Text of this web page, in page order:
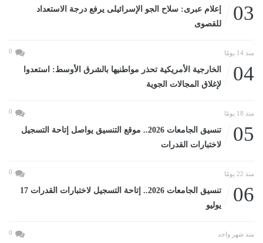
03
إعلام عبرى: سلاح الجو الإسرائيلى يرفع درجة الاستعداد
للقصوى
منذ 14 يومًا 0
04
الخارجية الأمريكية تحذر مواطنيها بالشرق الأوسط: استعدوا
لإغلاق المجالات الجوية
منذ 18 يومًا 0
05
تنسيق الجامعات 2026.. موقع التنسيق يواصل إتاحة التسجيل
لاختبارات القدرات
منذ 22 يومًا 0
06
تنسيق الجامعات 2026.. إتاحة التسجيل لاختبارات القدرات 17
يوليو
منذ شهر واحد 0